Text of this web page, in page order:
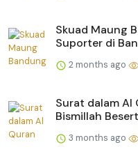
Skuad Maung
Suporter di
2 months ago
Surat dalam Al
Bismillah
3 months ago